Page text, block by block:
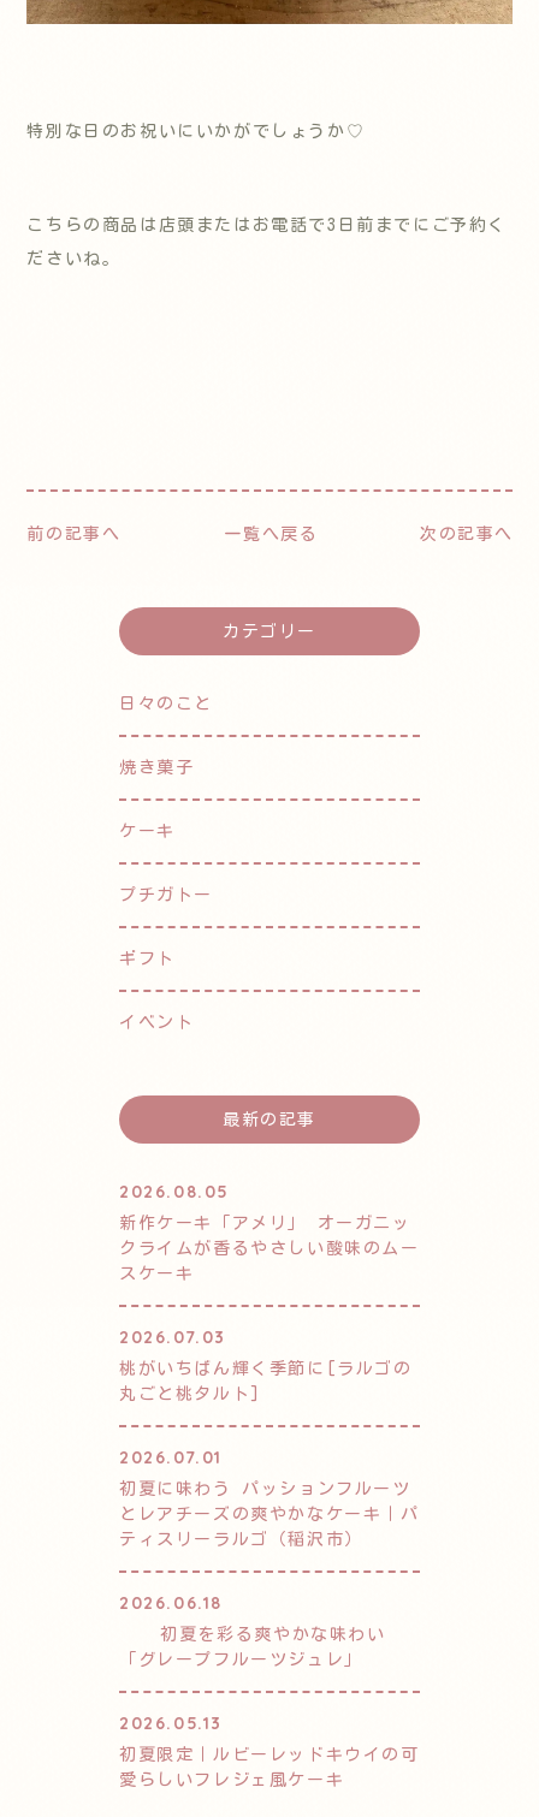
特別な日のお祝いにいかがでしょうか♡
こちらの商品は店頭またはお電話で3日前までにご予約く
ださいね。
前の記事へ 一覧へ戻る 次の記事へ
カテゴリー
日々のこと
焼き菓子
ケーキ
プチガトー
ギフト
イベント
最新の記事
2026.08.05
新作ケーキ「アメリ」 オーガニッ
クライムが香るやさしい酸味のムー
スケーキ
2026.07.03
桃がいちばん輝く季節に[ラルゴの
丸ごと桃タルト]
2026.07.01
初夏に味わう パッションフルーツ
とレアチーズの爽やかなケーキ｜パ
ティスリーラルゴ（稲沢市）
2026.06.18
初夏を彩る爽やかな味わい
「グレープフルーツジュレ」
2026.05.13
初夏限定｜ルビーレッドキウイの可
愛らしいフレジェ風ケーキ